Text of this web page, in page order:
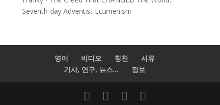
Seventh-day Adventist Ecumenism
영어 비디오 칭찬
서류
기사, 연구, 뉴스...
정보